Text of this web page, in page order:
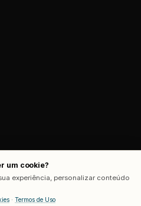
um cookie?
experiência, personalizar conteúdo
· Termos de Uso